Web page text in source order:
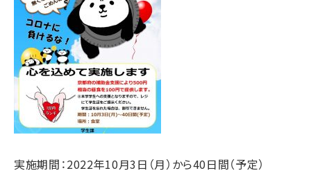
実施期間：2022年10月3日（月）から40日間（予定）